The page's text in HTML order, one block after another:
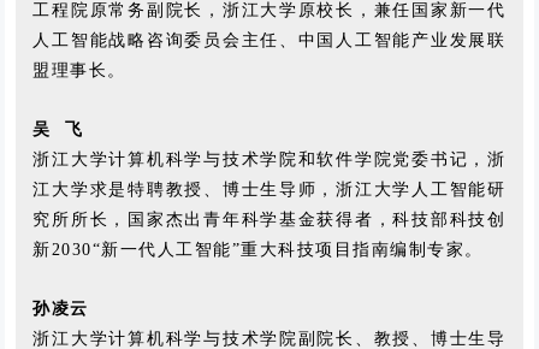
工程院原常务副院长，浙江大学原校长，兼任国家新一代
人工智能战略咨询委员会主任、中国人工智能产业发展联
盟理事长。
吴 飞
浙江大学计算机科学与技术学院和软件学院党委书记，浙
江大学求是特聘教授、博士生导师，浙江大学人工智能研
究所所长，国家杰出青年科学基金获得者，科技部科技创
新2030“新一代人工智能”重大科技项目指南编制专家。
孙凌云
浙江大学计算机科学与技术学院副院长、教授、博士生导